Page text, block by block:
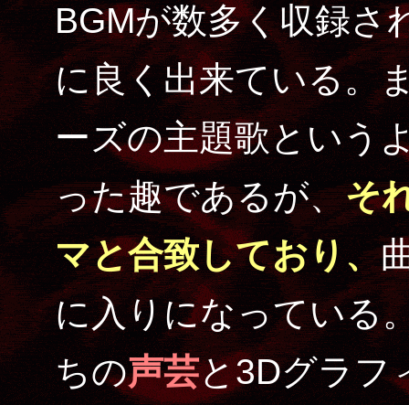
BGMが数多く収録さ
に良く出来ている。
ーズの主題歌という
った趣であるが、そ
マと合致しており、
に入りになっている
ちの声芸と3Dグラフ